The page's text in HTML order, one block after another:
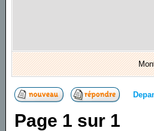
Page 1 sur 1